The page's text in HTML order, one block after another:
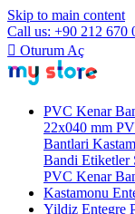
Skip to main content
Call us: +90 212 670
 Oturum Aç
PVC Kenar
22x040 mm
Bantlari
Bandi Etiketler
PVC Kenar
Kastamonu
Yildiz Entegre